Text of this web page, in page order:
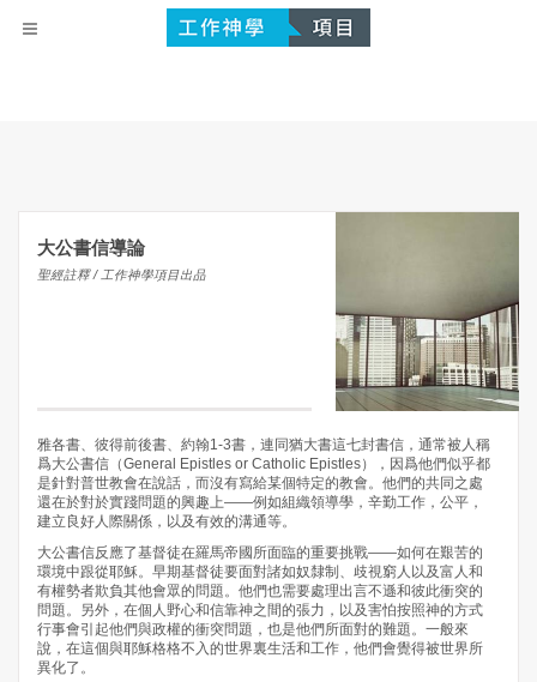
大公書信導論
聖經註釋 / 工作神學項目出品
雅各書、彼得前後書、約翰1-3書，連同猶大書這七封書信，通常被人稱
爲大公書信（General Epistles or Catholic Epistles），因爲他們似乎都
是針對普世教會在說話，而沒有寫給某個特定的教會。他們的共同之處
還在於對於實踐問題的興趣上——例如組織領導學，辛勤工作，公平，
建立良好人際關係，以及有效的溝通等。
大公書信反應了基督徒在羅馬帝國所面臨的重要挑戰——如何在艱苦的
環境中跟從耶穌。早期基督徒要面對諸如奴隸制、歧視窮人以及富人和
有權勢者欺負其他會眾的問題。他們也需要處理出言不遜和彼此衝突的
問題。另外，在個人野心和信靠神之間的張力，以及害怕按照神的方式
行事會引起他們與政權的衝突問題，也是他們所面對的難題。一般來
說，在這個與耶穌格格不入的世界裏生活和工作，他們會覺得被世界所
異化了。